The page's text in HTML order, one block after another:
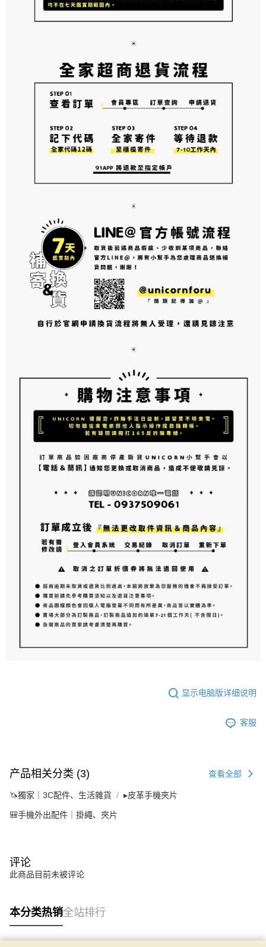
显示电脑版详细说明
客服
产品相关分类 (3) 查看全部
🦄獨家｜3C配件、生活雜貨 ▸皮革手機夾片
🎒手機外出配件｜掛繩、夾片
评论
此商品目前未被评论
本分类热销全站排行